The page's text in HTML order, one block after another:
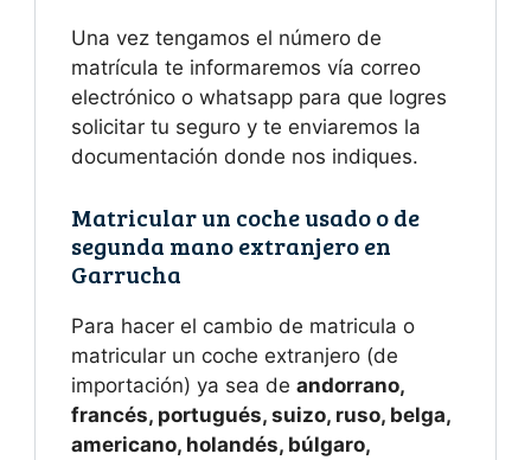
Una vez tengamos el número de
matrícula te informaremos vía correo
electrónico o whatsapp para que logres
solicitar tu seguro y te enviaremos la
documentación donde nos indiques.
Matricular un coche usado o de
segunda mano extranjero en
Garrucha
Para hacer el cambio de matricula o
matricular un coche extranjero (de
importación) ya sea de andorrano,
francés, portugués, suizo, ruso, belga,
americano, holandés, búlgaro,